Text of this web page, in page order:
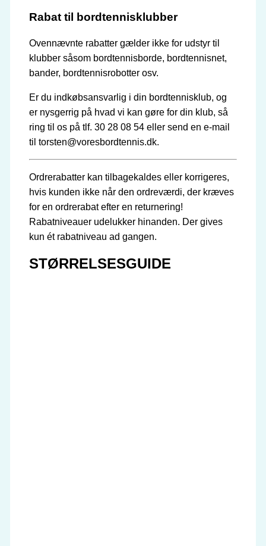
Rabat til bordtennisklubber
Ovennævnte rabatter gælder ikke for udstyr til
klubber såsom bordtennisborde, bordtennisnet,
bander, bordtennisrobotter osv.
Er du indkøbsansvarlig i din bordtennisklub, og
er nysgerrig på hvad vi kan gøre for din klub, så
ring til os på tlf. 30 28 08 54 eller send en e-mail
til torsten@voresbordtennis.dk.
Ordrerabatter kan tilbagekaldes eller korrigeres,
hvis kunden ikke når den ordreværdi, der kræves
for en ordrerabat efter en returnering!
Rabatniveauer udelukker hinanden. Der gives
kun ét rabatniveau ad gangen.
STØRRELSESGUIDE